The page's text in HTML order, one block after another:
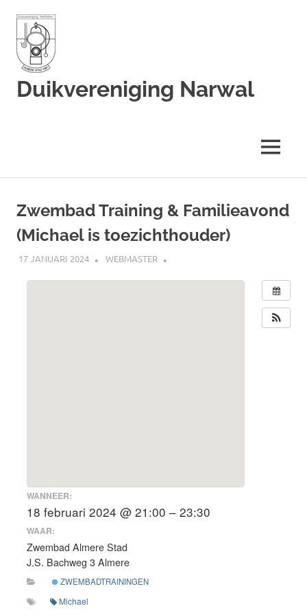
inhoud
Duikvereniging Narwal
MENU
Zwembad Training & Familieavond
(Michael is toezichthouder)
17 JANUARI 2024 WEBMASTER
WANNEER:
18 februari 2024 @ 21:00 – 23:30
WAAR:
Zwembad Almere Stad
J.S. Bachweg 3 Almere
ZWEMBADTRAININGEN
Michael